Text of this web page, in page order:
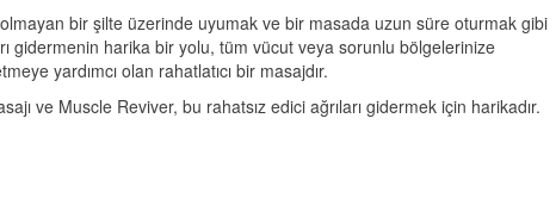
bir şilte üzerinde uyumak ve bir masada uzun süre oturmak gibi
gidermenin harika bir yolu, tüm vücut veya sorunlu bölgelerinize
yardımcı olan rahatlatıcı bir masajdır.
ve Muscle Reviver, bu rahatsız edici ağrıları gidermek için harikadır.